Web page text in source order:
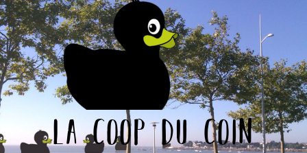
Aller
au
contenu
principal
la coop du coin